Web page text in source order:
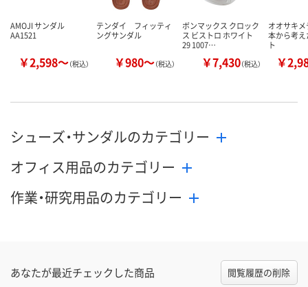
AMOJI サンダル
AA1521
￥2,598～（税込）
テンダイ フィッティ
ングサンダル
￥980～（税込）
ボンマックス クロック
ス ビストロ ホワイト
29 1007…
￥7,430（税込）
オオサキ
本から考
ト
￥
シューズ・サンダルのカテゴリー
オフィス用品のカテゴリー
作業・研究用品のカテゴリー
あなたが最近チェックした商品 閲覧履歴の削除